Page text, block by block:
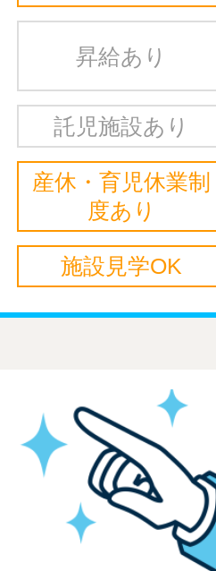
昇給あり
託児施設あり
産休・育児休業制
度あり
施設見学OK